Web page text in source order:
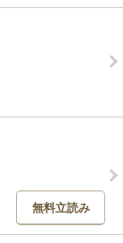
無料立読み